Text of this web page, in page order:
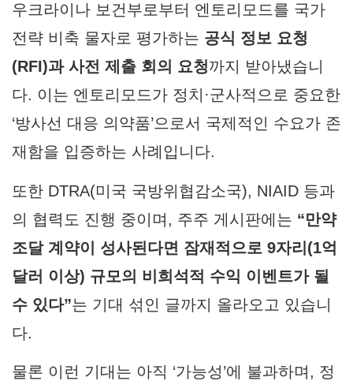
우크라이나 보건부로부터 엔토리모드를 국가
전략 비축 물자로 평가하는 공식 정보 요청
(RFI)과 사전 제출 회의 요청까지 받아냈습니
다. 이는 엔토리모드가 정치·군사적으로 중요한
‘방사선 대응 의약품’으로서 국제적인 수요가 존
재함을 입증하는 사례입니다.
또한 DTRA(미국 국방위협감소국), NIAID 등과
의 협력도 진행 중이며, 주주 게시판에는 “만약
조달 계약이 성사된다면 잠재적으로 9자리(1억
달러 이상) 규모의 비희석적 수익 이벤트가 될
수 있다”는 기대 섞인 글까지 올라오고 있습니
다.
물론 이런 기대는 아직 ‘가능성’에 불과하며, 정